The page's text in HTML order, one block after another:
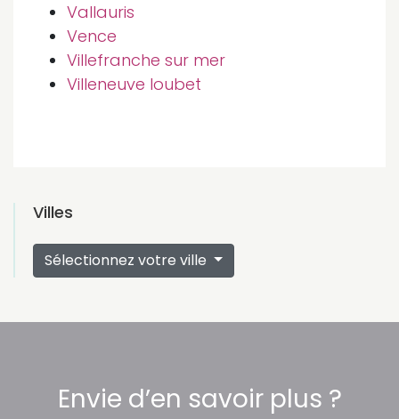
Vallauris
Vence
Villefranche sur mer
Villeneuve loubet
Villes
Sélectionnez votre ville
Envie d’en savoir plus ?